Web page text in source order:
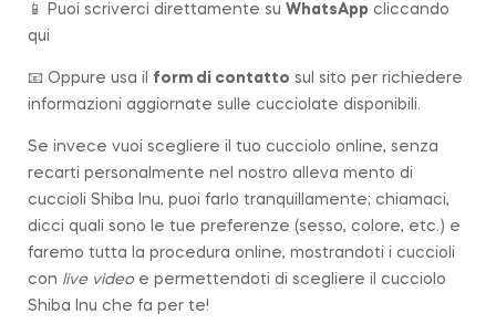
📱 Puoi scriverci direttamente su WhatsApp cliccando
qui
📧 Oppure usa il form di contatto sul sito per richiedere
informazioni aggiornate sulle cucciolate disponibili.
Se invece vuoi scegliere il tuo cucciolo online, senza
recarti personalmente nel nostro alleva mento di
cuccioli Shiba Inu, puoi farlo tranquillamente; chiamaci,
dicci quali sono le tue preferenze (sesso, colore, etc.) e
faremo tutta la procedura online, mostrandoti i cuccioli
con live videoe permettendoti di scegliere il cucciolo
Shiba Inu che fa per te!